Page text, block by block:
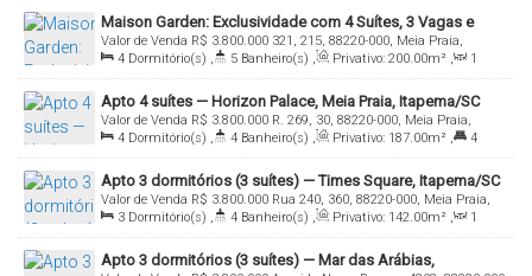
Maison Garden: Exclusividade com 4 Suítes, 3 Vagas e
Lazer Completo em Meia Praia
R$ 3.800.000
Valor de Venda
321, 215, 88220-000, Meia Praia,
Itapema, Santa Catarina, Brasil
4 Dormitório(s) , 5 Banheiro(s) , Privativo: 200.00m² ,
1
Sala(s) , 4 Suíte(s) , Total: 200.00m² , 3 Vaga(s)
Apto 4 suítes — Horizon Palace, Meia Praia, Itapema/SC
R$ 3.800.000
Valor de Venda
R. 269, 30, 88220-000, Meia Praia,
Itapema, Santa Catarina, Brasil
4 Dormitório(s) , 4 Banheiro(s) , Privativo: 187.00m² ,
4
Suíte(s) , 4 Vaga(s)
Apto 3 dormitórios (3 suítes) — Times Square, Itapema/SC
R$ 3.800.000
Valor de Venda
Rua 240, 360, 88220-000, Meia Praia,
Itapema, Santa Catarina, Brasil
3 Dormitório(s) , 4 Banheiro(s) , Privativo: 142.00m² ,
1
Sala(s) , 3 Suíte(s) , 3 Vaga(s)
Apto 3 dormitórios (3 suítes) — Mar das Arábias,